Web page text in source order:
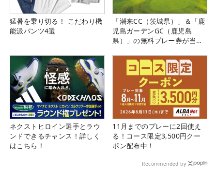
猛暑を乗り切る！ こだわり機
能派パンツ4選
「潮来CC（茨城県）」＆「鹿
児島ガーデンGC（鹿児島
県）」の無料プレー券が当た
ネクストヒロイン選手とラウ
ンドできるチャンス！詳しく
はこちら！
11月までのプレーに2回使え
る！コース限定3,500円クー
ポン配布中！
Recommended by